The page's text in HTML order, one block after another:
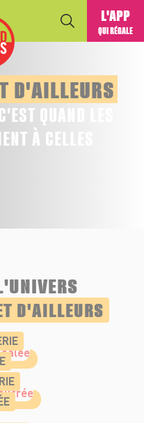
L'APP
QUI RÉGALE
D'AILLEURS
QUAND LES
À CELLES
D'AILLEURS